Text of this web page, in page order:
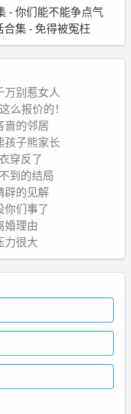
- 你们能不能争点气
集 - 免得被冤枉
万别惹女人
么报价的！
啬的邻居
孩子熊家长
穿反了
到的结局
辟的见解
你们事了
婚理由
力很大